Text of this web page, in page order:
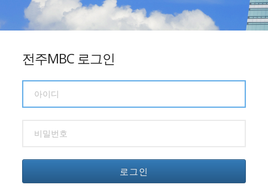
전주MBC 로그인
로그인